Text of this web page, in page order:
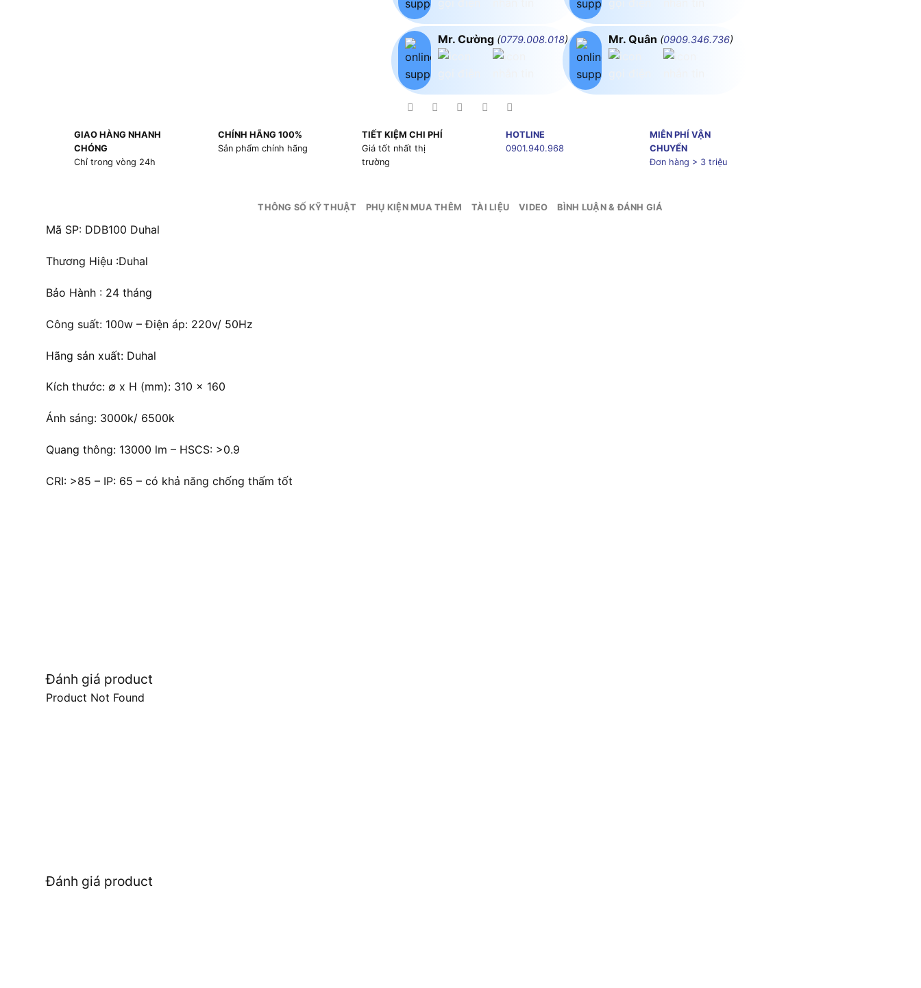
Mr. Cường (0779.008.018) Mr. Quân (0909.346.736)
GIAO HÀNG NHANH
CHÓNG
Chỉ trong vòng 24h
CHÍNH HÃNG 100%
Sản phẩm chính hãng
TIẾT KIỆM CHI PHÍ
Giá tốt nhất thị
trường
HOTLINE
0901.940.968
MIỄN PHÍ VẬN
CHUYỂN
Đơn hàng > 3 triệu
THÔNG SỐ KỸ THUẬT PHỤ KIỆN MUA THÊM TÀI LIỆU VIDEO BÌNH LUẬN & ĐÁNH GIÁ
Mã SP: DDB100 Duhal
Thương Hiệu :Duhal
Bảo Hành : 24 tháng
Công suất: 100w – Điện áp: 220v/ 50Hz
Hãng sản xuất: Duhal
Kích thước: ∅ x H (mm): 310 x 160
Ánh sáng: 3000k/ 6500k
Quang thông: 13000 lm – HSCS: >0.9
CRI: >85 – IP: 65 – có khả năng chống thấm tốt
Đánh giá product
Product Not Found
Đánh giá product